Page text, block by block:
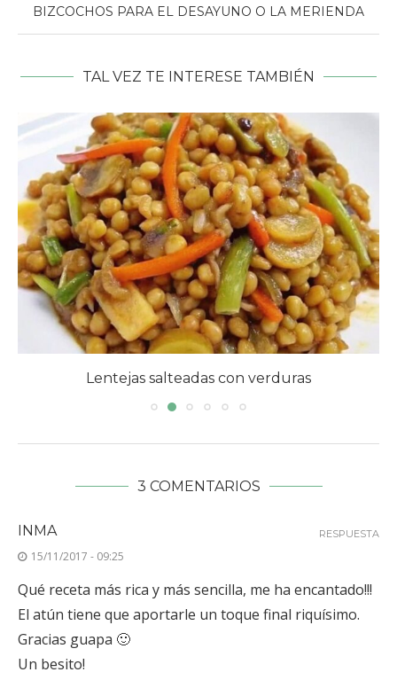
BIZCOCHOS PARA EL DESAYUNO O LA MERIENDA
TAL VEZ TE INTERESE TAMBIÉN
Lentejas salteadas con verduras
3 COMENTARIOS
INMA
15/11/2017 - 09:25
Qué receta más rica y más sencilla, me ha encantado!!!
El atún tiene que aportarle un toque final riquísimo.
Gracias guapa 🙂
Un besito!
RESPUESTA